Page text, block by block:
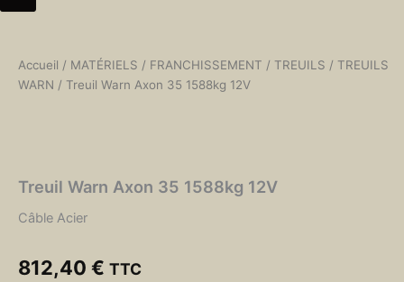
Accueil / MATÉRIELS / FRANCHISSEMENT / TREUILS / TREUILS
WARN / Treuil Warn Axon 35 1588kg 12V
Treuil Warn Axon 35 1588kg 12V
Câble Acier
812,40 € TTC